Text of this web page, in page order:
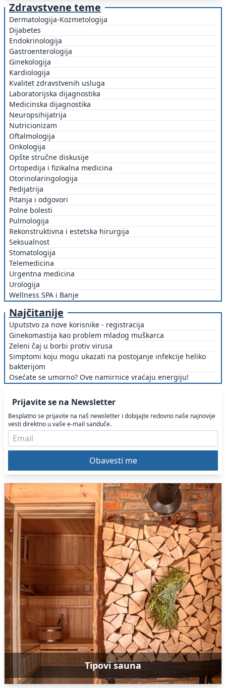
Zdravstvene teme
Dermatologija-Kozmetologija
Dijabetes
Endokrinologija
Gastroenterologija
Ginekologija
Kardiologija
Kvalitet zdravstvenih usluga
Laboratorijska dijagnostika
Medicinska dijagnostika
Neuropsihijatrija
Nutricionizam
Oftalmologija
Onkologija
Opšte stručne diskusije
Ortopedija i fizikalna medicina
Otorinolaringologija
Pedijatrija
Pitanja i odgovori
Polne bolesti
Pulmologija
Rekonstruktivna i estetska hirurgija
Seksualnost
Stomatologija
Telemedicina
Urgentna medicina
Urologija
Wellness SPA i Banje
Najčitanije
Uputstvo za nove korisnike - registracija
Ginekomastija kao problem mladog muškarca
Zeleni čaj u borbi protiv virusa
Simptomi koju mogu ukazati na postojanje infekcije heliko
bakterijom
Osećate se umorno? Ove namirnice vraćaju energiju!
Prijavite se na Newsletter
Besplatno se prijavite na naš newsletter i dobijajte redovno naše najnovije
vesti direktno u vaše e-mail sanduče.
Tipovi sauna